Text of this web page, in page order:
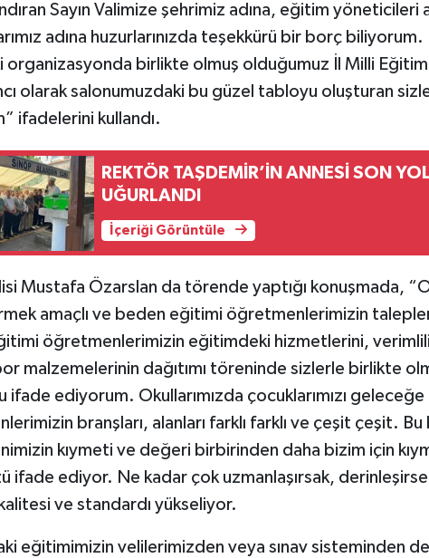
Sayın Valimize şehrimiz adına, eğitim yöneticileri
adına huzurlarınızda teşekkürü bir borç biliyorum.
organizasyonda birlikte olmuş olduğumuz İl Milli
olarak salonumuzdaki bu güzel tabloyu oluşturan
ifadelerini kullandı.
REKTÖR TAŞDEMİR’İN ANNESİ SON
UĞURLANDI
İçeriği Görüntüle
Mustafa Özarslan da törende yaptığı konuşmada,
amaçlı ve beden eğitimi öğretmenlerimizin
öğretmenlerimizin eğitimdeki hizmetlerini,
malzemelerinin dağıtımı töreninde sizlerle birlikte
ifade ediyorum. Okullarımızda çocuklarımızı geleceğe
branşları, alanları farklı farklı ve çeşit çeşit.
kıymeti ve değeri birbirinden daha bizim için
ifade ediyor. Ne kadar çok uzmanlaşırsak,
ve standardı yükseliyor.
eğitimimizin velilerimizden veya sınav sisteminden